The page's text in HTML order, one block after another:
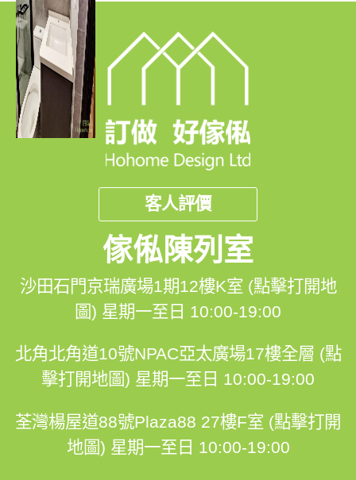
客人評價
傢俬陳列室
沙田石門京瑞廣場1期12樓K室 (點擊打開地
圖) 星期一至日 10:00-19:00
北角北角道10號NPAC亞太廣場17樓全層 (點
擊打開地圖) 星期一至日 10:00-19:00
荃灣楊屋道88號Plaza88 27樓F室 (點擊打開
地圖) 星期一至日 10:00-19:00